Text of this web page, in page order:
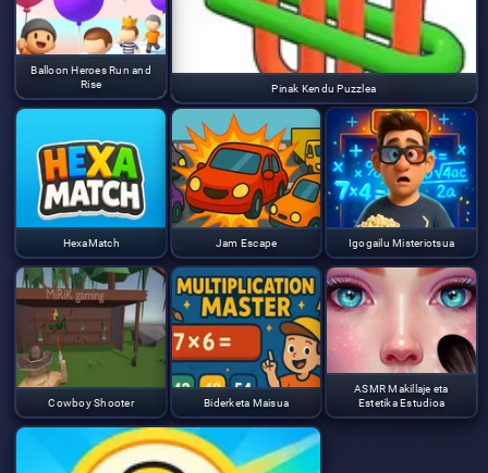
Pinak Kendu Puzzlea
Balloon Heroes Run and
Rise
HexaMatch Jam Escape Igogailu Misteriotsua
Cowboy Shooter Biderketa Maisua
ASMR Makillaje eta
Estetika Estudioa